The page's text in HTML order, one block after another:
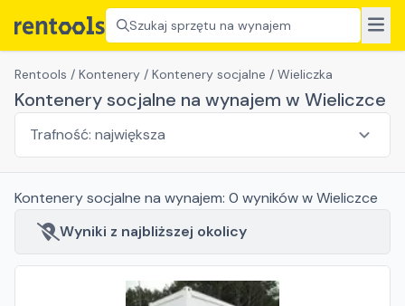
Szukaj sprzętu na wynajem
Rentools / Kontenery / Kontenery socjalne / Wieliczka
Kontenery socjalne na wynajem w Wieliczce
Kontenery socjalne na wynajem: 0 wynikóww Wieliczce
Wyniki z najbliższej okolicy